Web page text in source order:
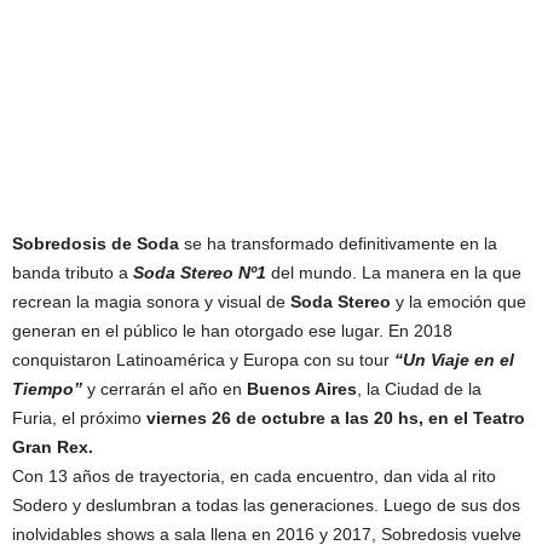
Sobredosis de Soda se ha transformado definitivamente en la
banda tributo a Soda Stereo Nº1 del mundo. La manera en la que
recrean la magia sonora y visual de Soda Stereo y la emoción que
generan en el público le han otorgado ese lugar. En 2018
conquistaron Latinoamérica y Europa con su tour “Un Viaje en el
Tiempo” y cerrarán el año en Buenos Aires , la Ciudad de la
Furia, el próximo viernes 26 de octubre a las 20 hs, en el Teatro
Gran Rex.
Con 13 años de trayectoria, en cada encuentro, dan vida al rito
Sodero y deslumbran a todas las generaciones. Luego de sus dos
inolvidables shows a sala llena en 2016 y 2017, Sobredosis vuelve